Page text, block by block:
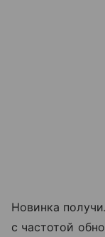
Новинка
с частотой